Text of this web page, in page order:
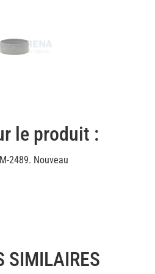
le produit :
2489. Nouveau
SIMILAIRES